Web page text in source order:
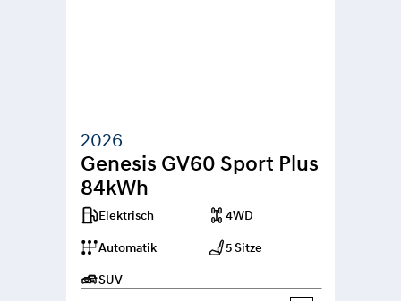
2026
Genesis GV60 Sport Plus
84kWh
Elektrisch 4WD
Automatik 5 Sitze
SUV